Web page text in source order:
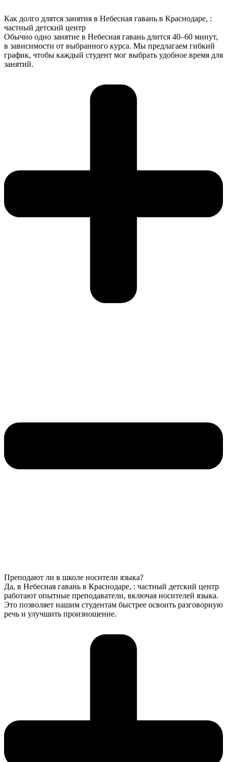
Как долго длятся занятия в Небесная гавань в Краснодаре, :
частный детский центр
Обычно одно занятие в Небесная гавань длится 40–60 минут,
в зависимости от выбранного курса. Мы предлагаем гибкий
график, чтобы каждый студент мог выбрать удобное время для
занятий.
Преподают ли в школе носители языка?
Да, в Небесная гавань в Краснодаре, : частный детский центр
работают опытные преподаватели, включая носителей языка.
Это позволяет нашим студентам быстрее освоить разговорную
речь и улучшить произношение.